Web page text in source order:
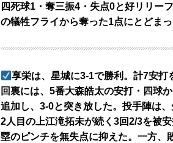
四死球1・奪三振4・失点0と好リリー
の犠牲フライから奪った1点にとどまっ
享栄は、星城に3-1で勝利。計7安
回裏には、5番大森皓太の安打・四球
追加し、3-0と突き放した。投手陣は
2人目の上江滝拓未が続く3回2/3を被
塁のピンチを無失点に抑えた。一方、